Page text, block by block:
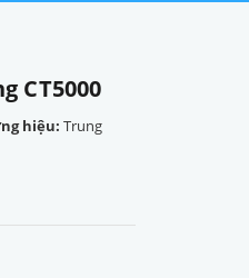
CT5000
hiệu:Trung